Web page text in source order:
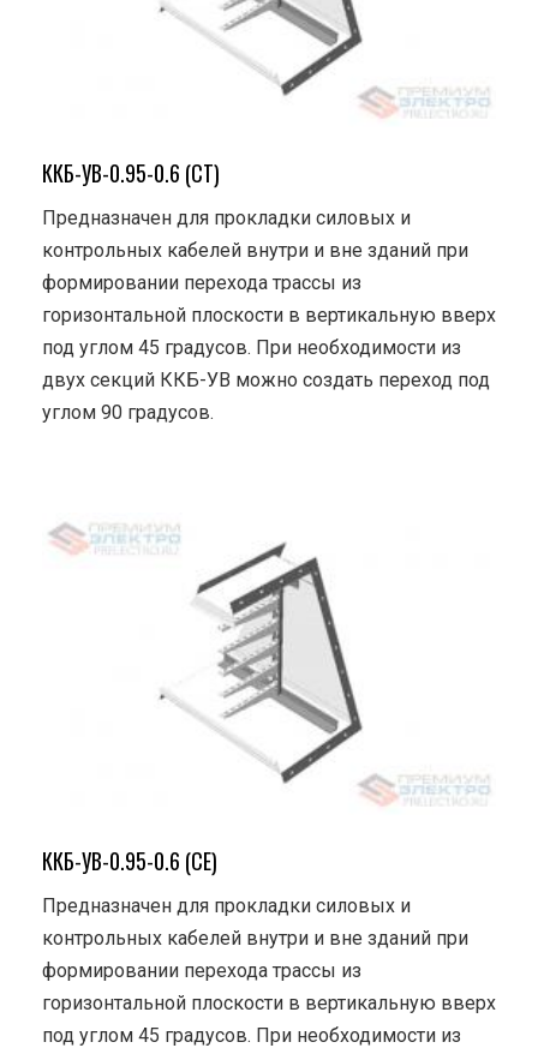
ККБ-УВ-0.95-0.6 (СТ)
Предназначен для прокладки силовых и
контрольных кабелей внутри и вне зданий при
формировании перехода трассы из
горизонтальной плоскости в вертикальную вверх
под углом 45 градусов. При необходимости из
двух секций ККБ-УВ можно создать переход под
углом 90 градусов.
ККБ-УВ-0.95-0.6 (СЕ)
Предназначен для прокладки силовых и
контрольных кабелей внутри и вне зданий при
формировании перехода трассы из
горизонтальной плоскости в вертикальную вверх
под углом 45 градусов. При необходимости из